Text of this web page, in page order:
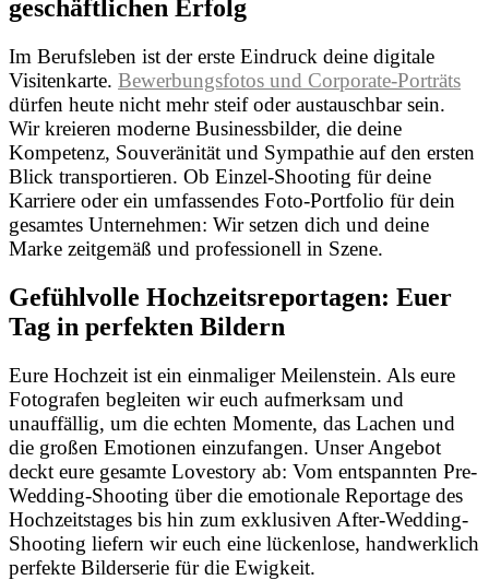
geschäftlichen Erfolg
Im Berufsleben ist der erste Eindruck deine digitale
Visitenkarte. Bewerbungsfotos und Corporate-Porträts
dürfen heute nicht mehr steif oder austauschbar sein.
Wir kreieren moderne Businessbilder, die deine
Kompetenz, Souveränität und Sympathie auf den ersten
Blick transportieren. Ob Einzel-Shooting für deine
Karriere oder ein umfassendes Foto-Portfolio für dein
gesamtes Unternehmen: Wir setzen dich und deine
Marke zeitgemäß und professionell in Szene.
Gefühlvolle Hochzeitsreportagen: Euer
Tag in perfekten Bildern
Eure Hochzeit ist ein einmaliger Meilenstein. Als eure
Fotografen begleiten wir euch aufmerksam und
unauffällig, um die echten Momente, das Lachen und
die großen Emotionen einzufangen. Unser Angebot
deckt eure gesamte Lovestory ab: Vom entspannten Pre-
Wedding-Shooting über die emotionale Reportage des
Hochzeitstages bis hin zum exklusiven After-Wedding-
Shooting liefern wir euch eine lückenlose, handwerklich
perfekte Bilderserie für die Ewigkeit.